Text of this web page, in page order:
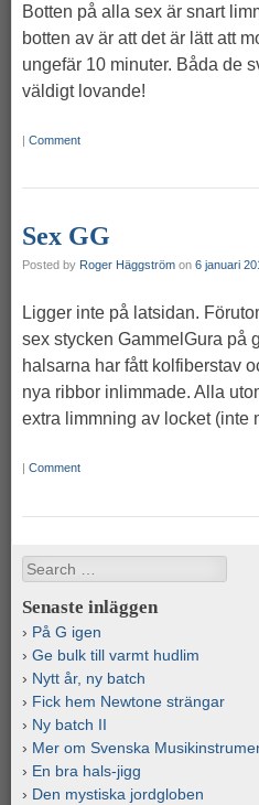
Botten på alla sex är snart
botten av är att det är lätt att
ungefär 10 minuter. Båda de
väldigt lovande!
| Comment
Sex GG
Posted by Roger Häggström on 6 januari
Ligger inte på latsidan.
sex stycken GammelGura på
halsarna har fått kolfiberstav
nya ribbor inlimmade. Alla
extra limmning av locket
Comment
Search
Senaste inläggen
På G igen
Ge bulk till varmt hudlim
Nytt år, ny batch
Fick hem Newtone strängar
Ny batch II
Mer om Svenska
En bra hals-jigg
Den mystiska jordgloben